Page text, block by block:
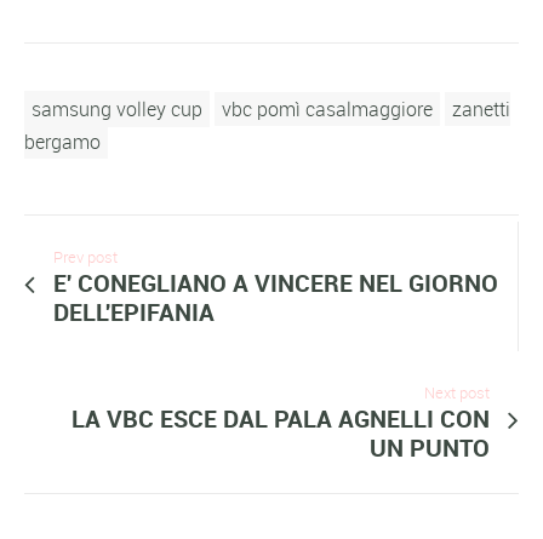
samsung volley cup vbc pomì casalmaggiore
zanetti
bergamo
Prev post
E' CONEGLIANO A VINCERE NEL GIORNO
DELL'EPIFANIA
Next post
LA VBC ESCE DAL PALA AGNELLI CON
UN PUNTO